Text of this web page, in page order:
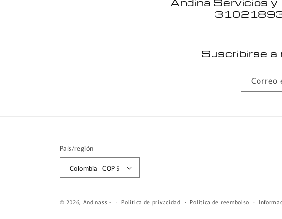
Suscribirse
Correo
País/región
Colombia | COP $
© 2026, Andinass - Política de privacidad Política de reembolso